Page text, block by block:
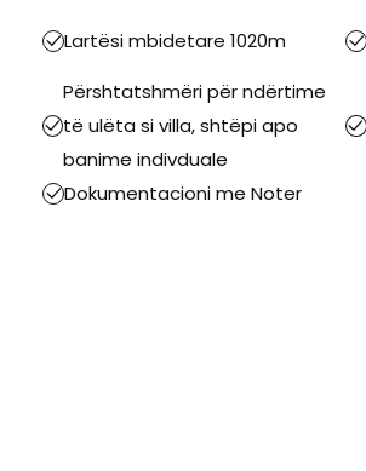
Lartësi mbidetare 1020m
Përshtatshmëri për ndërtime
të ulëta si villa, shtëpi apo
banime indivduale
Dokumentacioni me Noter